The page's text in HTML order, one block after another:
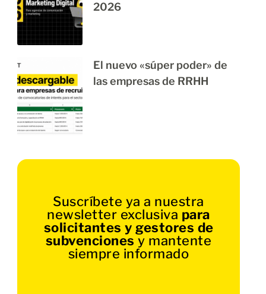
2026
El nuevo «súper poder» de
las empresas de RRHH
Suscríbete ya a nuestra
newsletter exclusiva para
solicitantes y gestores de
subvenciones y mantente
siempre informado